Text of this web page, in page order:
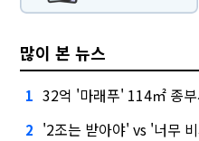
많이 본 뉴스
1 32억 '마래푸' 114㎡ 종부세
2 '2조는 받아야' vs '너무